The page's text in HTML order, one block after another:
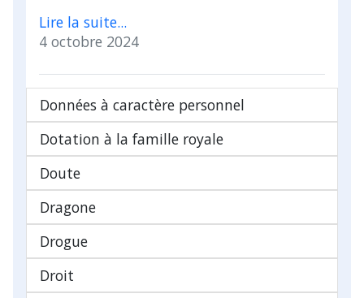
Lire la suite...
4 octobre 2024
Données à caractère personnel
Dotation à la famille royale
Doute
Dragone
Drogue
Droit